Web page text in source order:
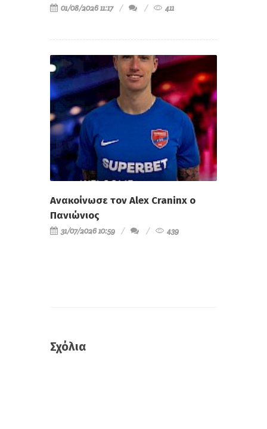
01/08/2026 11:17 411
Ανακοίνωσε τον Alex Craninx ο
Πανιώνιος
31/07/2026 10:59 439
Σχόλια